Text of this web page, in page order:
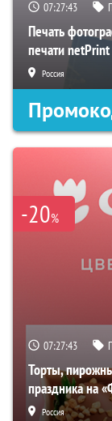
07:27:42
Печать
печати netPrint
Россия
-20%
07:27:42
Торты,
праздника на
Россия